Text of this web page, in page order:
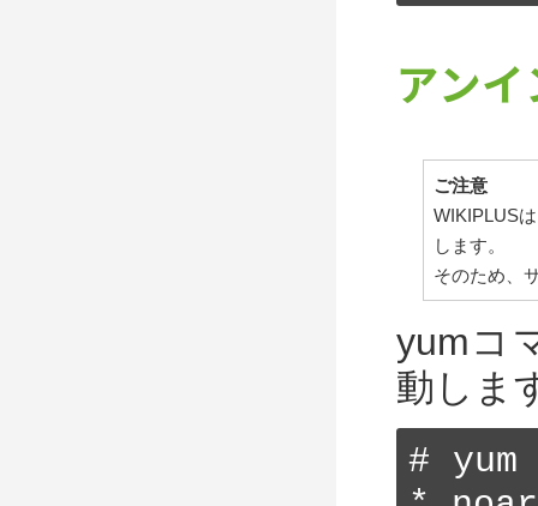
アン
ご注意
WIKIPLUS
します。
そのため、
yumコ
動しま
#